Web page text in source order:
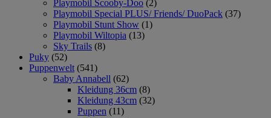
Playmobil Scooby-Doo (2)
Playmobil Special PLUS/ Friends/ DuoPack (37)
Playmobil Stunt Show (1)
Playmobil Wiltopia (13)
Sky Trails (8)
Puky (52)
Puppenwelt (541)
Baby Annabell (62)
Kleidung 36cm (8)
Kleidung 43cm (32)
Puppen (11)